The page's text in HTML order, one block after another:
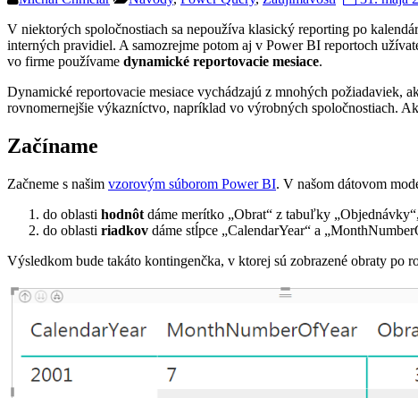
V niektorých spoločnostiach sa nepoužíva klasický reporting po
interných pravidiel. A samozrejme potom aj v Power BI reportoch
vo firme používame dynamické reportovacie mesiace.
Dynamické reportovacie mesiace vychádzajú z mnohých požiadaviek,
rovnomernejšie výkazníctvo, napríklad vo výrobných spoločnostiach.
Začíname
Začneme s našim vzorovým súborom Power BI. V našom dátovom
do oblasti hodnôt dáme merítko „Obrat“ z tabuľky „Objednávky“,
do oblasti riadkov dáme stĺpce „CalendarYear“ a
Výsledkom bude takáto kontingenčka, v ktorej sú zobrazené obraty po